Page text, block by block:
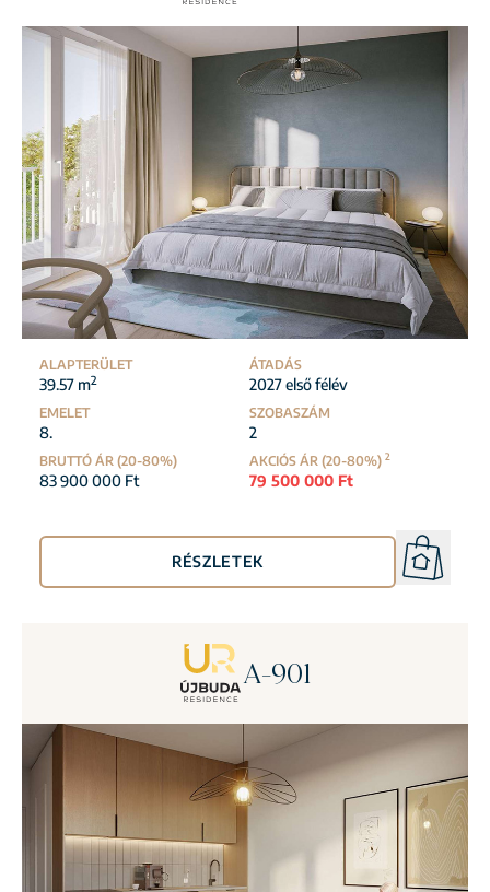
ALAPTERÜLET
39.57 m2
ÁTADÁS
2027 első félév
EMELET
8.
SZOBASZÁM
2
BRUTTÓ ÁR (20-80%)
83 900 000 Ft
AKCIÓS ÁR (20-80%) 2
79 500 000 Ft
RÉSZLETEK
A-901